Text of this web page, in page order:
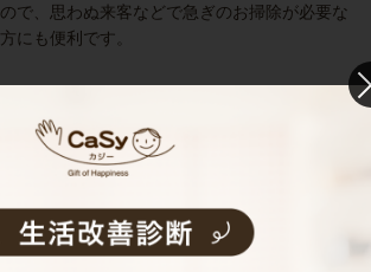
ので、思わぬ来客などで急ぎのお掃除が必要な
方にも便利です。
選考をクリアし、研修を修了したキャストがサ
ービスを実施。お客様のご要望に沿ったきめ細
ます。